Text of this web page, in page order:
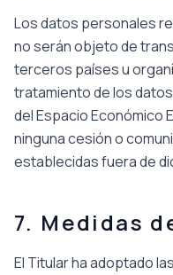
Los datos personales
no serán objeto de
terceros países u
tratamiento de los
del Espacio Económico
ninguna cesión o
establecidas fuera de
7. Medidas
El Titular ha adoptado